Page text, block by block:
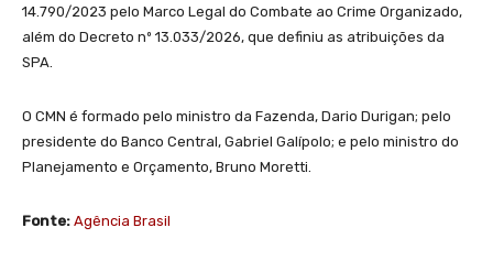
14.790/2023 pelo Marco Legal do Combate ao Crime Organizado,
além do Decreto nº 13.033/2026, que definiu as atribuições da
SPA.
O CMN é formado pelo ministro da Fazenda, Dario Durigan; pelo
presidente do Banco Central, Gabriel Galípolo; e pelo ministro do
Planejamento e Orçamento, Bruno Moretti.
Fonte: Agência Brasil